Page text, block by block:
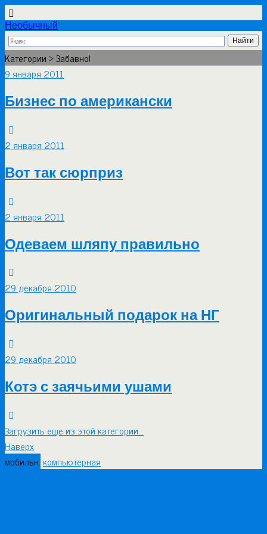
Необычный
Категории ›Забавно!
9 января 2011
Бизнес по американски
2 января 2011
Вот так сюрприз
2 января 2011
Одеваем шляпу правильно
29 декабря 2010
Оригинальный подарок на НГ
29 декабря 2010
Котэ с заячьими ушами
Загрузить еще из этой категории…
Наверх
мобильн.компьютерная